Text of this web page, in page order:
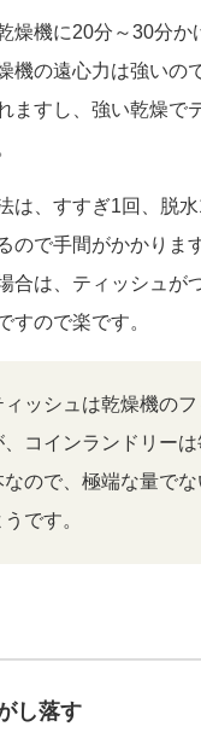
燥機に20分～30分か
機の遠心力は強いの
ますし、強い乾燥で
は、すすぎ1回、脱
ので手間がかかりま
合は、ティッシュが
すので楽です。
ッシュは乾燥機の
、コインランドリー
なので、極端な量で
です。
し落す